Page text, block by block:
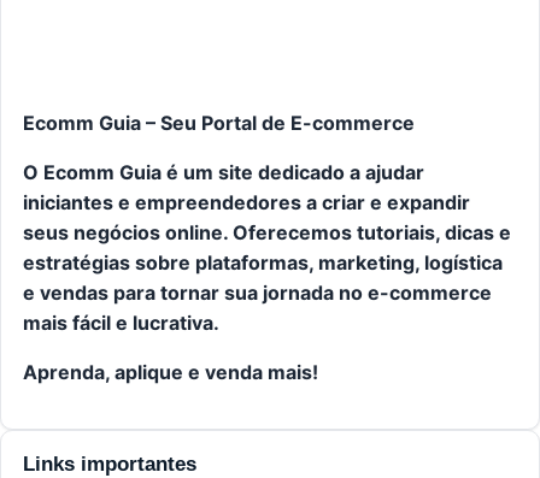
Ecomm Guia – Seu Portal de E-commerce
O Ecomm Guia é um site dedicado a ajudar
iniciantes e empreendedores a criar e expandir
seus negócios online. Oferecemos tutoriais, dicas e
estratégias sobre plataformas, marketing, logística
e vendas para tornar sua jornada no e-commerce
mais fácil e lucrativa.
Aprenda, aplique e venda mais!
Links importantes